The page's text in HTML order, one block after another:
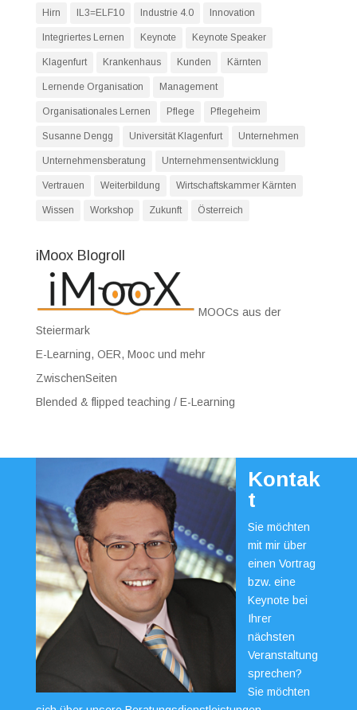
Hirn IL3=ELF10 Industrie 4.0 Innovation
Integriertes Lernen Keynote Keynote Speaker
Klagenfurt Krankenhaus Kunden Kärnten
Lernende Organisation Management
Organisationales Lernen Pflege Pflegeheim
Susanne Dengg Universität Klagenfurt Unternehmen
Unternehmensberatung Unternehmensentwicklung
Vertrauen Weiterbildung Wirtschaftskammer Kärnten
Wissen Workshop Zukunft Österreich
iMoox Blogroll
MOOCs aus der
Steiermark
E-Learning, OER, Mooc und mehr
ZwischenSeiten
Blended & flipped teaching / E-Learning
Kontak
t
Sie möchten
mit mir über
einen Vortrag
bzw. eine
Keynote bei
Ihrer
nächsten
Veranstaltung
sprechen?
Sie möchten